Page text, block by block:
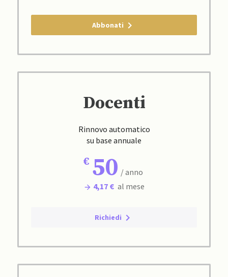
Abbonati
Docenti
Rinnovo automatico
su base annuale
50 / anno
4,17 € al mese
Richiedi